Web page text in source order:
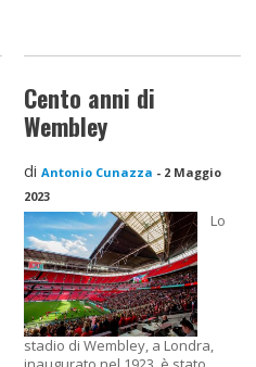
Cento anni di
Wembley
di Antonio Cunazza - 2 Maggio
2023
Lo
stadio di Wembley, a Londra,